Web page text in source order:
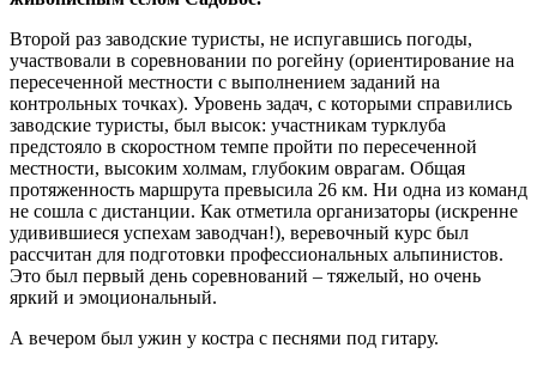
Второй раз заводские туристы, не испугавшись погоды,
участвовали в соревновании по рогейну (ориентирование на
пересеченной местности с выполнением заданий на
контрольных точках). Уровень задач, с которыми справились
заводские туристы, был высок: участникам турклуба
предстояло в скоростном темпе пройти по пересеченной
местности, высоким холмам, глубоким оврагам. Общая
протяженность маршрута превысила 26 км. Ни одна из команд
не сошла с дистанции. Как отметила организаторы (искренне
удивившиеся успехам заводчан!), веревочный курс был
рассчитан для подготовки профессиональных альпинистов.
Это был первый день соревнований – тяжелый, но очень
яркий и эмоциональный.
А вечером был ужин у костра с песнями под гитару.